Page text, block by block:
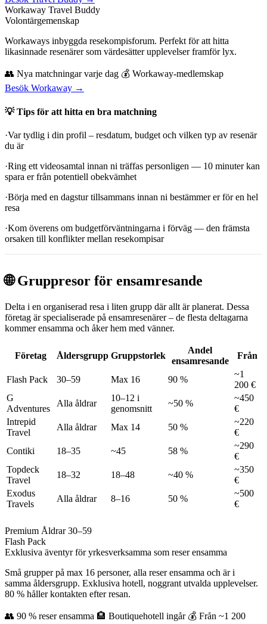
Workaway Travel Buddy
Volontärgemenskap
Workaways inbyggda resekompisforum. Perfekt för att hitta
likasinnade resenärer som värdesätter upplevelser framför lyx.
👥 Nya matchningar varje dag 💰 Workaway-medlemskap
Besök Workaway →
💡 Tips för att hitta en bra matchning
·Var tydlig i din profil – resdatum, budget och vilken typ av resenär
du är
·Ring ett videosamtal innan ni träffas personligen — 10 minuter kan
spara er från potentiell obekvämhet
·Börja med en dagstur tillsammans innan ni bestämmer er för en hel
resa
·Kom överens om budgetförväntningarna i förväg — den främsta
orsaken till konflikter mellan resekompisar
🌐 Gruppresor för ensamresande
Delta i en organiserad resa i liten grupp där allt är planerat. Dessa
företag är specialiserade på ensamresenärer – de flesta deltagarna
kommer ensamma och åker hem med vänner.
Företag Åldersgrupp Gruppstorlek
Andel
ensamresande
Från
Flash Pack 30–59 Max 16 90 %
~1
200 €
G
Adventures
Alla åldrar
10–12 i
genomsnitt
~50 %
~450
€
Intrepid
Travel
Alla åldrar Max 14 50 %
~220
€
Contiki
18–35 ~45 58 %
~290
€
Topdeck
Travel
18–32 18–48 ~40 %
~350
€
Exodus
Travels
Alla åldrar 8–16 50 %
~500
€
Premium Åldrar 30–59
Flash Pack
Exklusiva äventyr för yrkesverksamma som reser ensamma
Små grupper på max 16 personer, alla reser ensamma och är i
samma åldersgrupp. Exklusiva hotell, noggrant utvalda upplevelser.
80 % håller kontakten efter resan.
👥 90 % reser ensamma 🏨 Boutiquehotell ingår 💰 Från ~1 200